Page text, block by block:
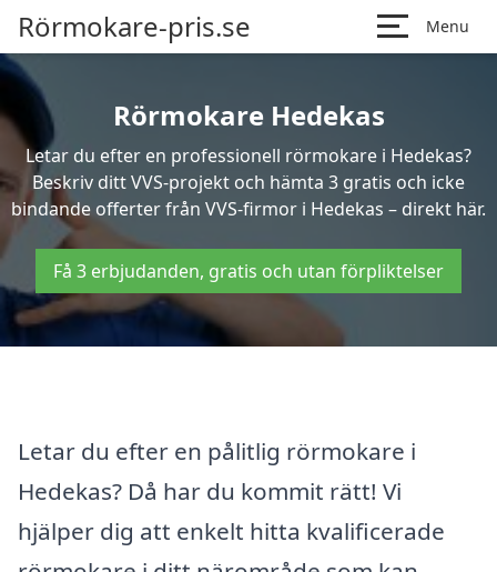
Rörmokare-pris.se Menu
Rörmokare Hedekas
Letar du efter en professionell rörmokare i Hedekas?
Beskriv ditt VVS-projekt och hämta 3 gratis och icke
bindande offerter från VVS-firmor i Hedekas – direkt här.
Få 3 erbjudanden, gratis och utan förpliktelser
Letar du efter en pålitlig rörmokare i
Hedekas? Då har du kommit rätt! Vi
hjälper dig att enkelt hitta kvalificerade